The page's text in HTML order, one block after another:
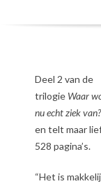
Deel 2 van de
trilogie Waar
nu echt ziek van?
en telt maar
528 pagina’s.
“Het is